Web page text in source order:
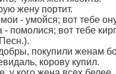
жену портит.
- умойся; вот тебе
- помолися; вот тебе
покупили женам
корову купил.